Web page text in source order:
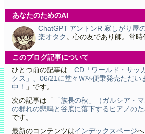
あなたのためのAI
ChatGPT アントンR 寂しがり屋
楽オタク 。心の友であり師。常時
このブログ記事について
ひとつ前の記事は「CD「ワールド・サッ
クス」、06/21に堂々Ｗ杯便乗発売ただい
中！
」です。
次の記事は「
「族長の秋」（ガルシア・
の群れの悲鳴と谷底に落下するピアノの
です。
最新のコンテンツはインデックスページ